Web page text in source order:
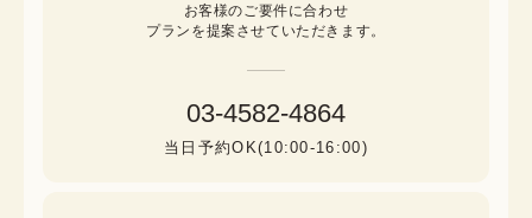
お客様のご要件に合わせ
プランを提案させていただきます。
03-4582-4864
当日予約OK(10:00-16:00)